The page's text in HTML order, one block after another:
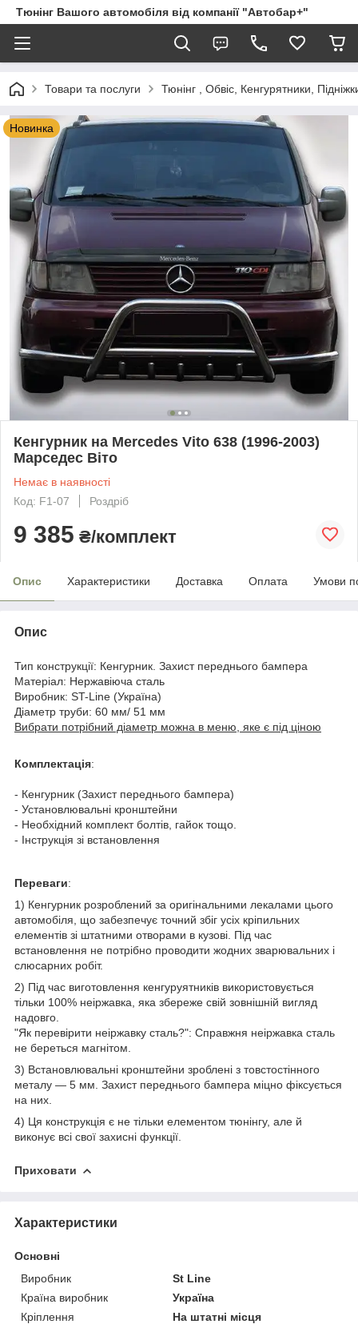
Тюнінг Вашого автомобіля від компанії "Автобар+"
Товари та послуги Тюнінг , Обвіс, Кенгурятники,
Новинка
Кенгурник на Mercedes Vito 638 (1996-2003)
Марседес Віто
Немає в наявності
Код: F1-07
Роздріб
9 385 ₴/комплект
Опис Характеристики Доставка Оплата Умови
Опис
Тип конструкції: Кенгурник. Захист переднього бампера
Матеріал: Нержавіюча сталь
Виробник: ST-Line (Україна)
Діаметр труби: 60 мм/ 51 мм
Вибрати потрібний діаметр можна в меню, яке є під ціною
Комплектація:
- Кенгурник (Захист переднього бампера)
- Установлювальні кронштейни
- Необхідний комплект болтів, гайок тощо.
- Інструкція зі встановлення
Переваги:
1) Кенгурник розроблений за оригінальними лекалами цього
автомобіля, що забезпечує точний збіг усіх кріпильних
елементів зі штатними отворами в кузові. Під час
встановлення не потрібно проводити жодних зварювальних і
слюсарних робіт.
2) Під час виготовлення кенгуруятників використовується
тільки 100% неіржавка, яка збереже свій зовнішній вигляд
надовго.
"Як перевірити неіржавку сталь?": Справжня неіржавка сталь
не береться магнітом.
3) Встановлювальні кронштейни зроблені з товстостінного
металу — 5 мм. Захист переднього бампера міцно фіксується
на них.
4) Ця конструкція є не тільки елементом тюнінгу, але й
виконує всі свої захисні функції.
Приховати
Характеристики
Основні
Виробник
St Line
Країна виробник
Україна
Кріплення
На штатні місця